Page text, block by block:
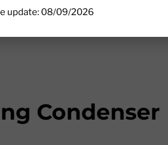
Condenser
update: 08/09/2026